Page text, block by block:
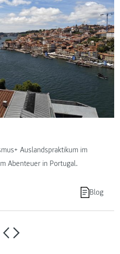
Auslandspraktikum im
Abenteuer in Portugal.
Blog